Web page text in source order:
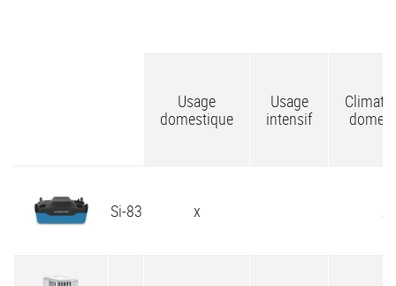
Usage
domestique
Usage
intensif
Si-83 x x